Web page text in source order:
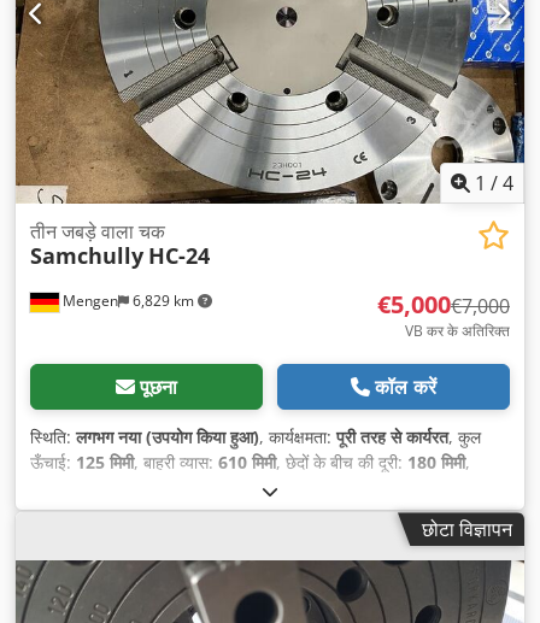
1 /4
Mengen 6,829 km
तीन जबड़े वाला चक
Samchully HC-24
€5,000€7,000
VB कर के अतिरिक्त
पूछना कॉल करें
स्थिति:लगभग नया (उपयोग किया हुआ), कार्यक्षमता:पूरी तरह से कार्यरत, कुल
ऊँचाई: 125 मिमी, बाहरी व्यास: 610 मिमी, छेदों के बीच की दूरी: 180 मिमी,
छोटा विज्ञापन